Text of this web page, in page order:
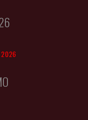
2026